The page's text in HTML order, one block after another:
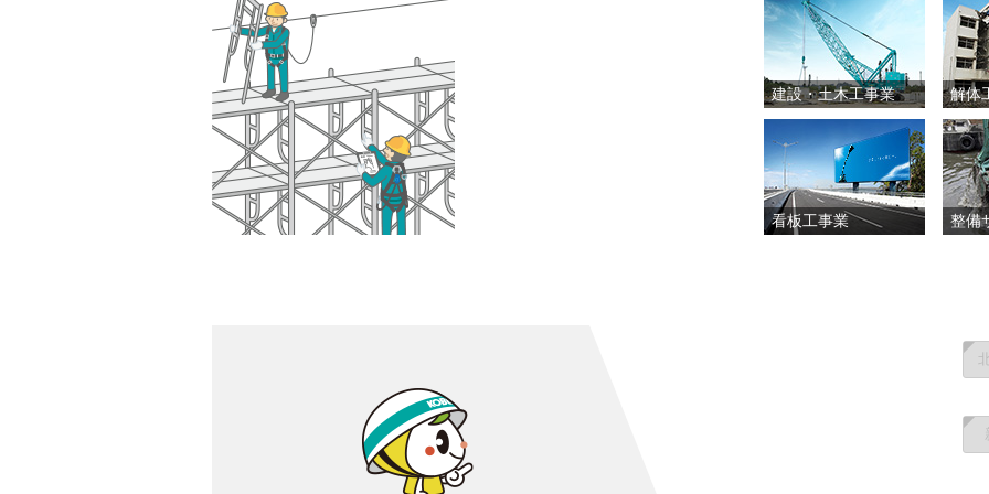
建設・土木工事業 解体
看板工事業 整備